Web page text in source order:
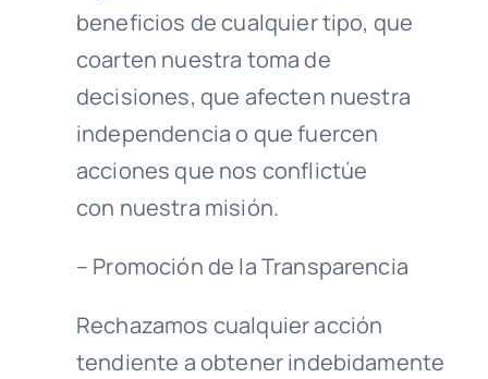
beneficios de cualquier tipo, que
coarten nuestra toma de
decisiones, que afecten nuestra
independencia o que fuercen
acciones que nos conflictúe
con nuestra misión.
– Promoción de la Transparencia
Rechazamos cualquier acción
tendiente a obtener indebidamente